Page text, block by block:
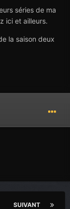
séries de ma
ici et ailleurs.
la saison deux
SUIVANT